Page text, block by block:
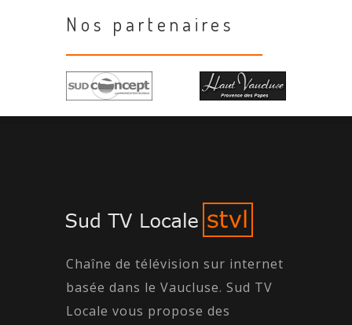
Nos partenaires
Chaîne de télévision sur internet
basée dans le Vaucluse. Sud TV
Locale vous propose des